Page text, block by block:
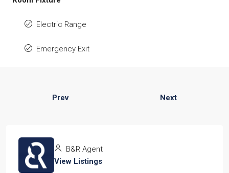
Electric Range
Emergency Exit
Prev Next
B&R Agent
View Listings